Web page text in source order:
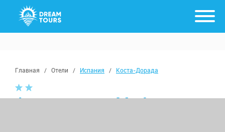
Главная / Отели / Испания / Коста-Дорада
Apartamentos Marina